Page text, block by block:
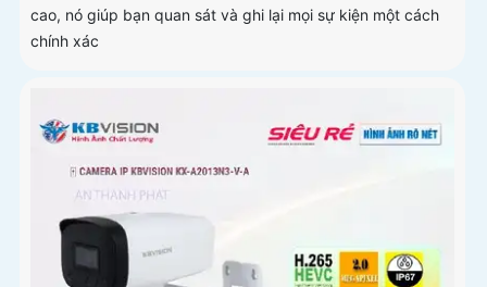
cao, nó giúp bạn quan sát và ghi lại mọi sự kiện một cách
chính xác